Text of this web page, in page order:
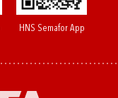
HNS Semafor App